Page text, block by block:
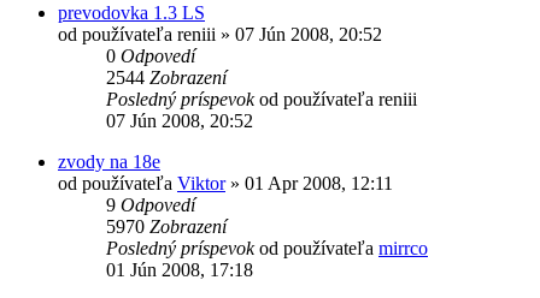
prevodovka 1.3 LS
od používateľa reniii » 07 Jún 2008, 20:52
0 Odpovedí
2544 Zobrazení
Posledný príspevokod používateľa reniii
07 Jún 2008, 20:52
zvody na 18e
od používateľa Viktor» 01 Apr 2008, 12:11
9 Odpovedí
5970 Zobrazení
Posledný príspevokod používateľa mirrco
01 Jún 2008, 17:18